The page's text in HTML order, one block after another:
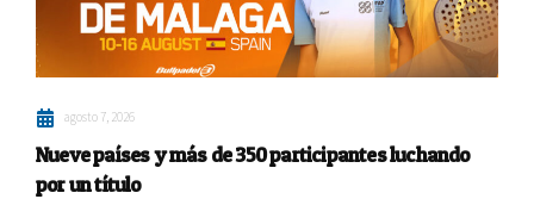
agosto 7, 2026
Nueve países y más de 350 participantes luchando
por un título